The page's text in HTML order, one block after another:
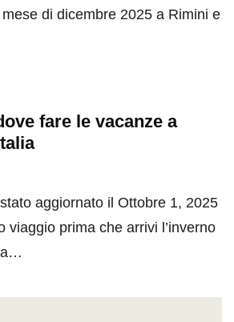
di dicembre 2025 a Rimini e
fare le vacanze a
aggiornato il Ottobre 1, 2025
viaggio prima che arrivi l’inverno